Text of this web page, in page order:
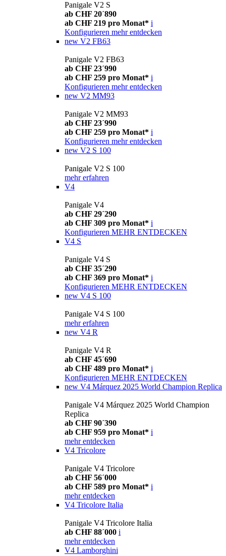
Panigale V2 S
ab CHF 20´890
ab CHF 219 pro Monat* i
Konfigurieren mehr entdecken
new V2 FB63
Panigale V2 FB63
ab CHF 23´990
ab CHF 259 pro Monat* i
Konfigurieren mehr entdecken
new V2 MM93
Panigale V2 MM93
ab CHF 23´990
ab CHF 259 pro Monat* i
Konfigurieren mehr entdecken
new V2 S 100
Panigale V2 S 100
mehr erfahren
V4
Panigale V4
ab CHF 29´290
ab CHF 309 pro Monat* i
Konfigurieren MEHR ENTDECKEN
V4 S
Panigale V4 S
ab CHF 35´290
ab CHF 369 pro Monat* i
Konfigurieren MEHR ENTDECKEN
new V4 S 100
Panigale V4 S 100
mehr erfahren
new V4 R
Panigale V4 R
ab CHF 45´690
ab CHF 489 pro Monat* i
Konfigurieren MEHR ENTDECKEN
new V4 Márquez 2025 World Champion Replica
Panigale V4 Márquez 2025 World Champion
Replica
ab CHF 90´390
ab CHF 959 pro Monat* i
mehr entdecken
V4 Tricolore
Panigale V4 Tricolore
ab CHF 56´000
ab CHF 589 pro Monat* i
mehr entdecken
V4 Tricolore Italia
Panigale V4 Tricolore Italia
ab CHF 88´000 i
mehr entdecken
V4 Lamborghini